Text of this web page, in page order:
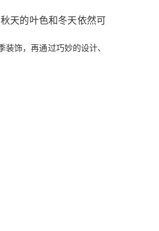
天的叶色和冬天依然可
饰，再通过巧妙的设计、